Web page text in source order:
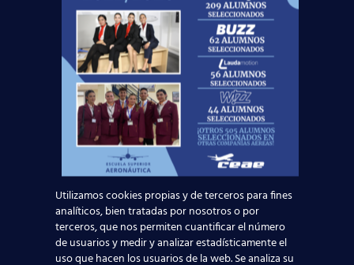
Como ves, nuestra formación está
orientada a que formes parte de
los más de 7000 alumnos que
han conseguido un puesto de
trabajo en el sector aeronáutico. Y
tú, ¿tienes dudas o simplemente
te gustaría saber más acerca de
nuestrocurso TCP ? Ponte en
contacto con nosotros a través de
esteformulario, y el asesor de tu
provincia se pondrá en contacto
contigo lo más pronto posible:
Utilizamos cookies propias y de terceros para fines
analíticos, bien tratadas por nosotros o por
terceros, que nos permiten cuantificar el número
de usuarios y medir y analizar estadísticamente el
uso que hacen los usuarios de la web. Se analiza su